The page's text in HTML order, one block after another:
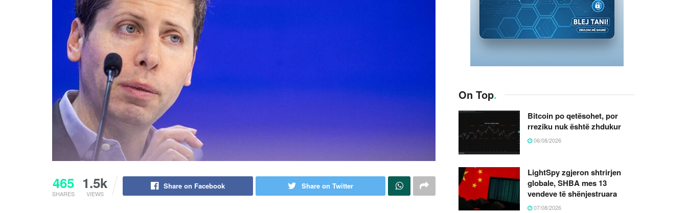
465
SHARES
1.5k
VIEWS
Share on Facebook Share on Twitter
On Top.
Bitcoin po qetësohet, por
rreziku nuk është zhdukur
06/08/2026
LightSpy zgjeron shtrirjen
globale, SHBA mes 13
vendeve të shënjestruara
07/08/2026